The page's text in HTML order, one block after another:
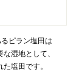
ピラン塩田は
湿地として、
塩田です。